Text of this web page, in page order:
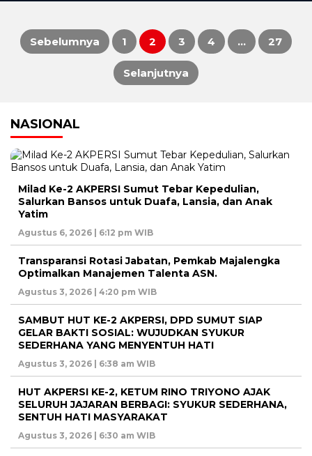
Paginasi
Sebelumnya 1 2 3 4 … 27
Selanjutnya
NASIONAL
Milad Ke-2 AKPERSI Sumut Tebar Kepedulian,
Salurkan Bansos untuk Duafa, Lansia, dan Anak
Yatim
Agustus 6, 2026 | 6:12 pm WIB
Transparansi Rotasi Jabatan, Pemkab Majalengka
Optimalkan Manajemen Talenta ASN.
Agustus 3, 2026 | 4:20 pm WIB
SAMBUT HUT KE-2 AKPERSI, DPD SUMUT SIAP
GELAR BAKTI SOSIAL: WUJUDKAN SYUKUR
SEDERHANA YANG MENYENTUH HATI
Agustus 3, 2026 | 6:38 am WIB
HUT AKPERSI KE-2, KETUM RINO TRIYONO AJAK
SELURUH JAJARAN BERBAGI: SYUKUR SEDERHANA,
SENTUH HATI MASYARAKAT
Agustus 3, 2026 | 6:30 am WIB